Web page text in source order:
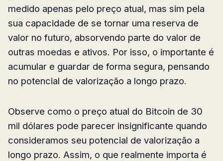
medido apenas pelo preço atual, mas sim pela
sua capacidade de se tornar uma reserva de
valor no futuro, absorvendo parte do valor de
outras moedas e ativos. Por isso, o importante é
acumular e guardar de forma segura, pensando
no potencial de valorização a longo prazo.
Observe como o preço atual do Bitcoin de 30
mil dólares pode parecer insignificante quando
consideramos seu potencial de valorização a
longo prazo. Assim, o que realmente importa é